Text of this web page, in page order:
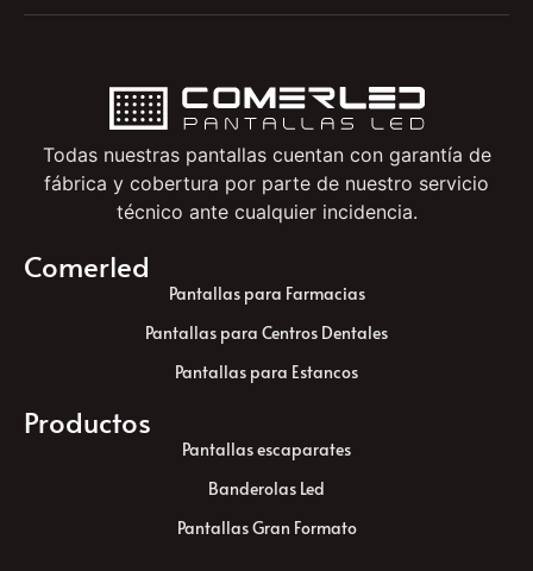
Todas nuestras pantallas cuentan con garantía de
fábrica y cobertura por parte de nuestro servicio
técnico ante cualquier incidencia.
Comerled
Pantallas para Farmacias
Pantallas para Centros Dentales
Pantallas para Estancos
Productos
Pantallas escaparates
Banderolas Led
Pantallas Gran Formato